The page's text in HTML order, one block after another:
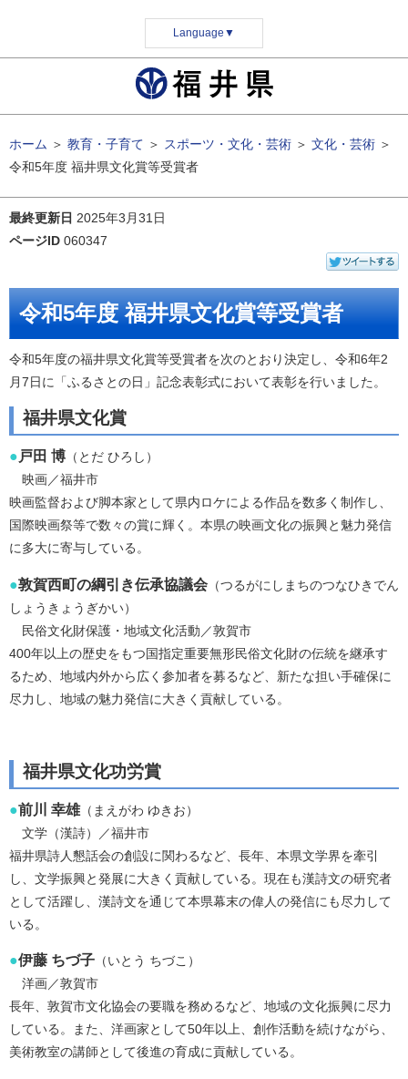
Language ▼
ホーム ＞ 教育・子育て ＞ スポーツ・文化・芸術 ＞ 文化・芸術 ＞
令和5年度 福井県文化賞等受賞者
最終更新日 2025年3月31日
ページID 060347
令和5年度 福井県文化賞等受賞者
令和5年度の福井県文化賞等受賞者を次のとおり決定し、令和6年2
月7日に「ふるさとの日」記念表彰式において表彰を行いました。
福井県文化賞
● 戸田 博 （とだ ひろし）
映画／福井市
映画監督および脚本家として県内ロケによる作品を数多く制作し、
国際映画祭等で数々の賞に輝く。本県の映画文化の振興と魅力発信
に多大に寄与している。
●敦賀西町の綱引き伝承協議会 （つるがにしまちのつなひきでん
しょうきょうぎかい）
民俗文化財保護・地域文化活動／敦賀市
400年以上の歴史をもつ国指定重要無形民俗文化財の伝統を継承す
るため、地域内外から広く参加者を募るなど、新たな担い手確保に
尽力し、地域の魅力発信に大きく貢献している。
福井県文化功労賞
●前川 幸雄（まえがわ ゆきお）
文学（漢詩）／福井市
福井県詩人懇話会の創設に関わるなど、長年、本県文学界を牽引
し、文学振興と発展に大きく貢献している。現在も漢詩文の研究者
として活躍し、漢詩文を通じて本県幕末の偉人の発信にも尽力して
いる。
●伊藤 ちづ子 （いとう ちづこ）
洋画／敦賀市
長年、敦賀市文化協会の要職を務めるなど、地域の文化振興に尽力
している。また、洋画家として50年以上、創作活動を続けながら、
美術教室の講師として後進の育成に貢献している。